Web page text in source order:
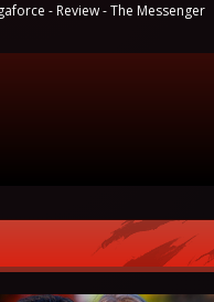
- Review - The Messenger